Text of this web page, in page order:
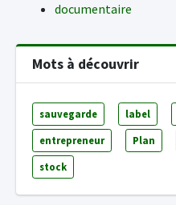
documentaire
Mots à découvrir
sauvegarde label
entrepreneur Plan
stock